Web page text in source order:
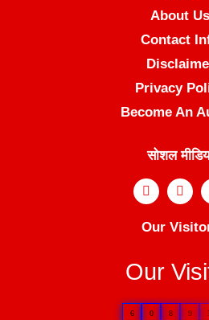
About Us
Contact
Privacy
Become An
सोशल
Our
Our
6 0 8 9